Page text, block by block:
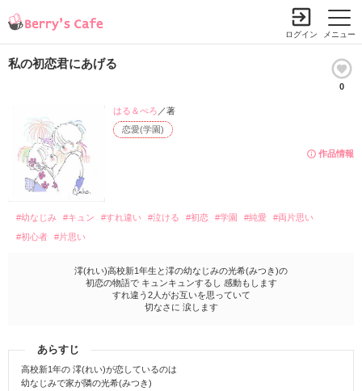
メニュー
ログイン
私の初恋君にあげる
0
作品情報
恋愛(学園)
はる＆ぺろ ／著
#幼なじみ #キュン #すれ違い #泣ける #初恋 #学園 #純愛
#両片思い
#初心者
#片思い
澪(れい)高校新1年生と澪の幼なじみの光希(みつき)の
初恋の物語で キュンキュンするし 感動もします
すれ違う2人がお互いを思っていて
切なさに 涙します
あらすじ
高校新1年の 澪(れい)が恋しているのは
幼なじみで家が隣の光希(みつき)